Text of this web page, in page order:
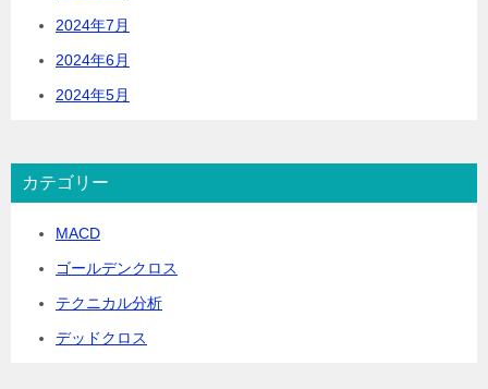
2024年7月
2024年6月
2024年5月
カテゴリー
MACD
ゴールデンクロス
テクニカル分析
デッドクロス